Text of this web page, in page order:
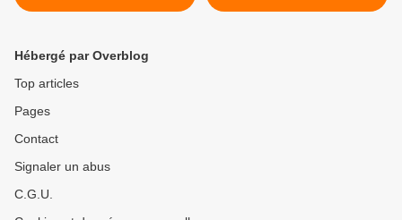
l'identité européenne ?
adopter le système
Hébergé par Overblog
Top articles
Pages
Contact
Signaler un abus
C.G.U.